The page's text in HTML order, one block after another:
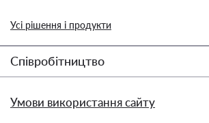
Усі рішення і продукти
Співробітництво
Умови використання сайту